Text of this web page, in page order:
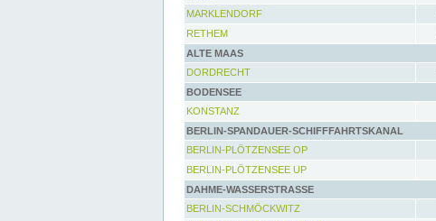
MARKLENDORF
RETHEM
ALTE MAAS
DORDRECHT
BODENSEE
KONSTANZ
BERLIN-SPANDAUER-SCHIFFFAHRTSKANAL
BERLIN-PLÖTZENSEE OP
BERLIN-PLÖTZENSEE UP
DAHME-WASSERSTRASSE
BERLIN-SCHMÖCKWITZ